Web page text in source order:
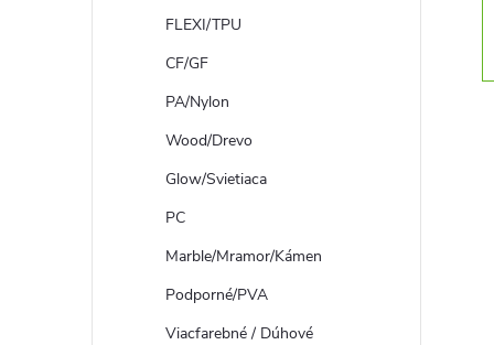
FLEXI/TPU
CF/GF
PA/Nylon
Wood/Drevo
Glow/Svietiaca
PC
Marble/Mramor/Kámen
Podporné/PVA
Viacfarebné / Dúhové